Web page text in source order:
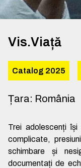
Vis.Viață
Catalog 2025
Țara: România
Trei adolescenți își
complicate,
schimbare și
documentați de